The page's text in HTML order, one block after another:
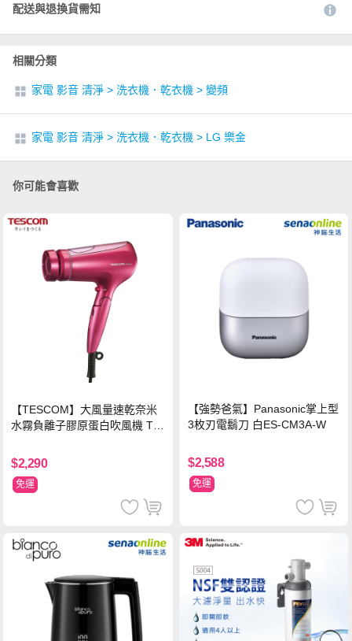
配送與退換貨需知
相關分類
家電 影音 清淨 > 洗衣機．乾衣機 > 變頻
家電 影音 清淨 > 洗衣機．乾衣機 > LG 樂金
你可能會喜歡
【TESCOM】大風量速乾奈米
水霧負離子膠原蛋白吹風機 TC
W
$2,290
免運
【強勢爸氣】Panasonic掌上型
3枚刃電鬍刀 白ES-CM3A-W
$2,588
免運